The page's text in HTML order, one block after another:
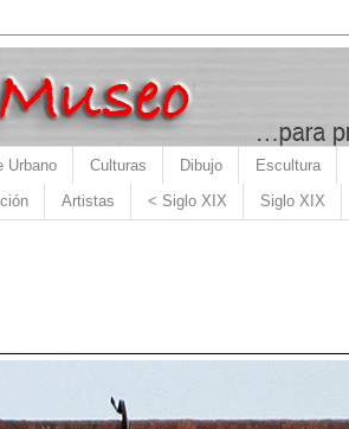
Urbano Culturas Dibujo Escultura
Artistas < Siglo XIX Siglo XIX